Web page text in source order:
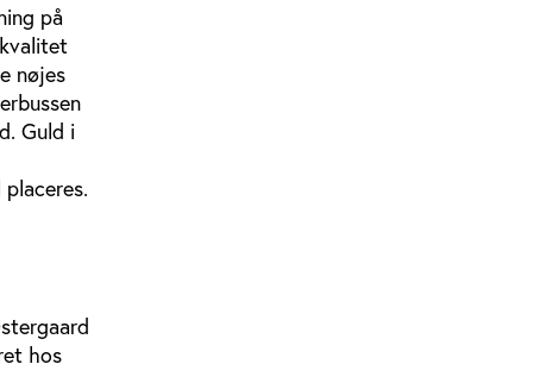
på
nøjes
Guld i
hos